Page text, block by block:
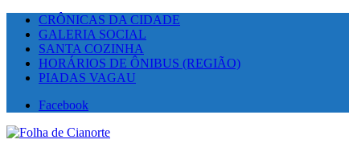
CRÔNICAS DA CIDADE
GALERIA SOCIAL
SANTA COZINHA
HORÁRIOS DE ÔNIBUS (REGIÃO)
PIADAS VAGAU
Facebook